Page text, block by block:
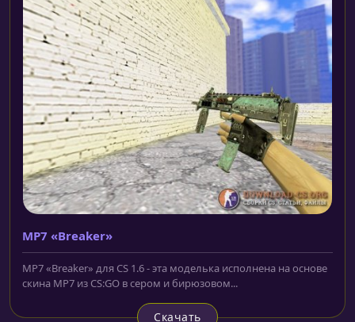
MP7 «Breaker»
MP7 «Breaker» для CS 1.6 - эта моделька исполнена на основе
скина MP7 из CS:GO в сером и бирюзовом...
Скачать